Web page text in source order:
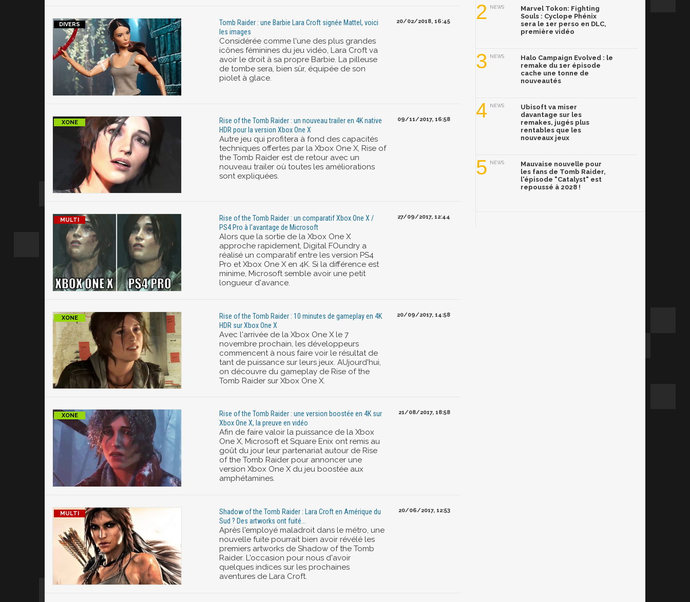
Tomb Raider : une Barbie Lara Croft signée Mattel, voici
les images
Considérée comme l'une des plus grandes
icônes féminines du jeu vidéo, Lara Croft va
avoir le droit à sa propre Barbie. La pilleuse
de tombe sera, bien sûr, équipée de son
piolet à glace.
20/02/2018, 16:45
Rise of the Tomb Raider : un nouveau trailer en 4K native
HDR pour la version Xbox One X
Autre jeu qui profitera à fond des capacités
techniques offertes par la Xbox One X, Rise of
the Tomb Raider est de retour avec un
nouveau trailer où toutes les améliorations
sont expliquées.
09/11/2017, 16:58
Rise of the Tomb Raider : un comparatif Xbox One X /
PS4 Pro à l'avantage de Microsoft
Alors que la sortie de la Xbox One X
approche rapidement, Digital FOundry a
réalisé un comparatif entre les version PS4
Pro et Xbox One X en 4K. Si la différence est
minime, Microsoft semble avoir une petit
longueur d'avance.
27/09/2017, 12:44
Rise of the Tomb Raider : 10 minutes de gameplay en 4K
HDR sur Xbox One X
Avec l'arrivée de la Xbox One X le 7
novembre prochain, les développeurs
commencent à nous faire voir le résultat de
tant de puissance sur leurs jeux. AUjourd'hui,
on découvre du gameplay de Rise of the
Tomb Raider sur Xbox One X.
20/09/2017, 14:58
Rise of the Tomb Raider : une version boostée en 4K sur
Xbox One X, la preuve en vidéo
Afin de faire valoir la puissance de la Xbox
One X, Microsoft et Square Enix ont remis au
goût du jour leur partenariat autour de Rise
of the Tomb Raider pour annoncer une
version Xbox One X du jeu boostée aux
amphétamines.
21/08/2017, 18:58
Shadow of the Tomb Raider : Lara Croft en Amérique du
Sud ? Des artworks ont fuité...
Après l'employé maladroit dans le métro, une
nouvelle fuite pourrait bien avoir révélé les
premiers artworks de Shadow of the Tomb
Raider. L'occasion pour nous d'avoir
quelques indices sur les prochaines
aventures de Lara Croft.
20/06/2017, 12:53
2 NEWS
Marvel Tokon: Fighting
Souls : Cyclope Phénix
sera le 1er perso en DLC,
première vidéo
3 NEWS
Halo Campaign Evolved : le
remake du 1er épisode
cache une tonne de
nouveautés
4 NEWS
Ubisoft va miser
davantage sur les
remakes, jugés plus
rentables que les
nouveaux jeux
5 NEWS
Mauvaise nouvelle pour
les fans de Tomb Raider,
l'épisode "Catalyst" est
repoussé à 2028 !